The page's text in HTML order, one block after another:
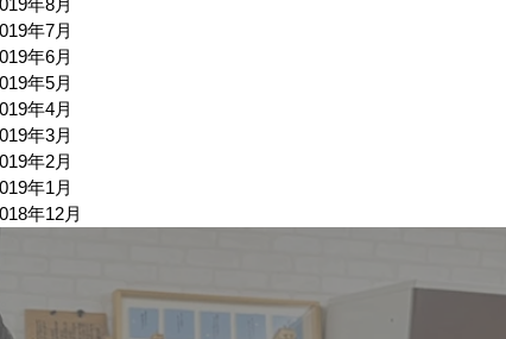
年7月
年6月
年5月
年4月
年3月
年2月
年1月
年12月